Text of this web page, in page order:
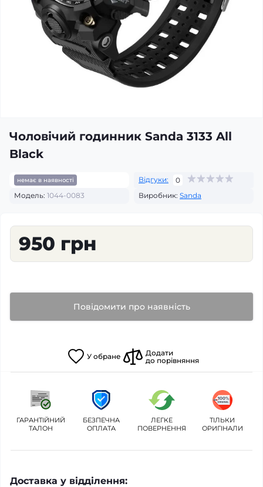
Чоловічий годинник Sanda 3133 All
Black
немає в наявності Відгуки:
0
Модель: 1044-0083 Виробник: Sanda
950 грн
Повідомити про наявність
У обране
Додати
до порівняння
ГАРАНТІЙНИЙ
ТАЛОН
БЕЗПЕЧНА
ОПЛАТА
ЛЕГКЕ
ПОВЕРНЕННЯ
ТІЛЬКИ
ОРИГІНАЛИ
Доставка у відділення: